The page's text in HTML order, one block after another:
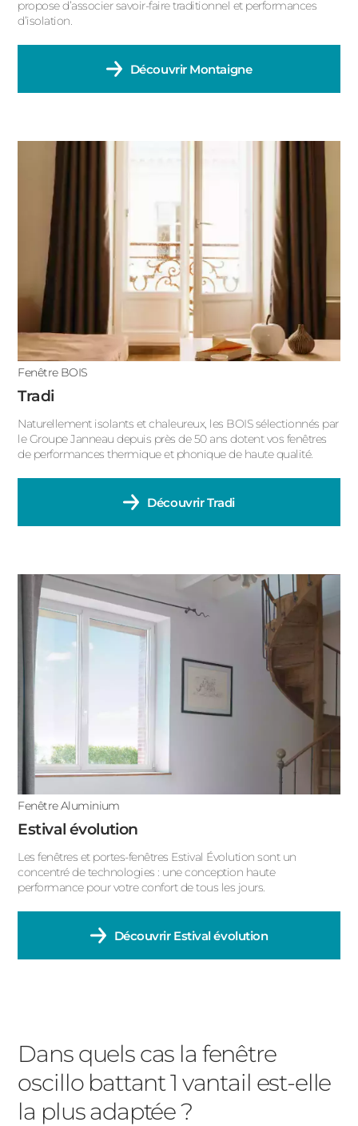
propose d’associer savoir-faire traditionnel et performances
d’isolation.
Découvrir Montaigne
Fenêtre BOIS
Tradi
Naturellement isolants et chaleureux, les BOIS sélectionnés par
le Groupe Janneau depuis près de 50 ans dotent vos fenêtres
de performances thermique et phonique de haute qualité.
DécouvrirTradi
Fenêtre Aluminium
Estival évolution
Les fenêtres et portes-fenêtres Estival Évolution sont un
concentré de technologies : une conception haute
performance pour votre confort de tous les jours.
Découvrir Estival évolution
Dans quels cas la fenêtre
oscillo battant 1 vantail est-elle
la plus adaptée ?